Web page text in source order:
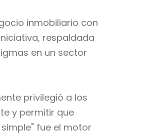
inmobiliario con
respaldada
en un sector
privilegió a los
y permitir que
fue el motor